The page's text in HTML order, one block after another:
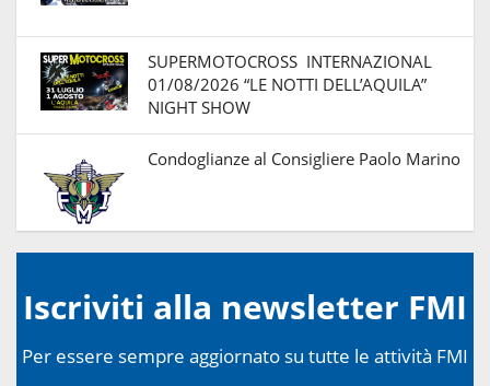
SUPERMOTOCROSS INTERNAZIONAL
01/08/2026 “LE NOTTI DELL’AQUILA”
NIGHT SHOW
Condoglianze al Consigliere Paolo Marino
Iscriviti alla newsletter FMI
Per essere sempre aggiornato su tutte le attività FMI